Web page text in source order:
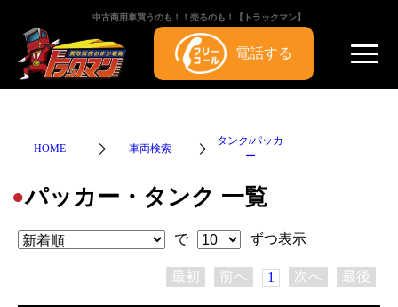
中古商用車買うのも！！売るのも！【トラックマン】
電話する
HOME 車両検索
タンク/パッカ
ー
●パッカー・タンク 一覧
で ずつ表示
最初 前へ 1 次へ 最後